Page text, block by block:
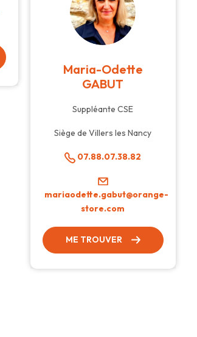
Maria-Odette
GABUT
Suppléante CSE
Siège de Villers les Nancy
07.88.07.38.82
mariaodette.gabut@orange-
store.com
ME TROUVER